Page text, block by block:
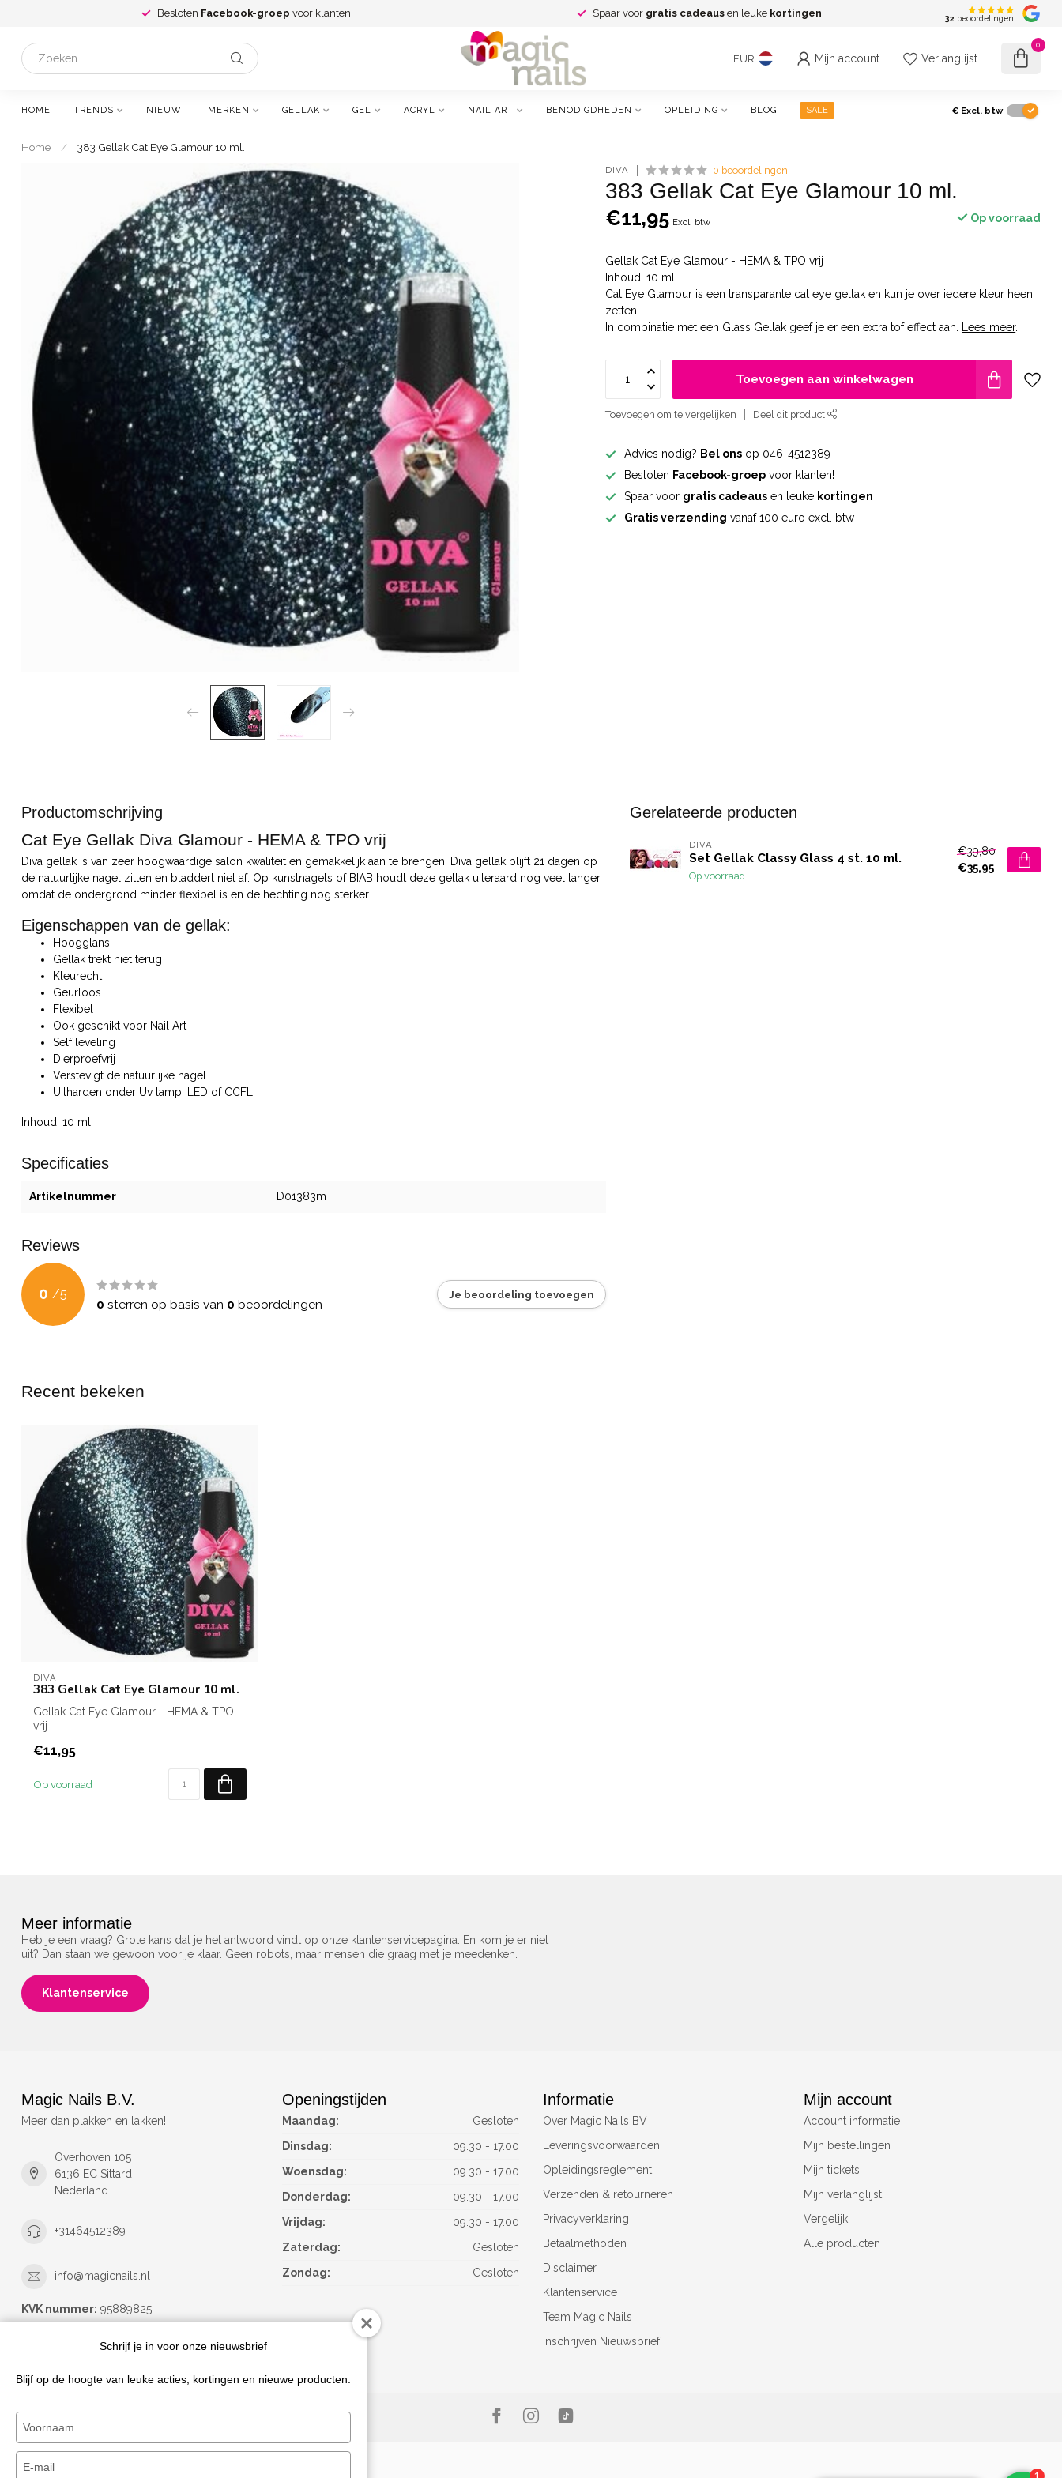
Besloten Facebook-groep voor klanten! Spaar voor gratis cadeaus en leuke kortingen 32 beoordelingen
EUR Mijn account Verlanglijst
0
HOME TRENDS NIEUW! MERKEN GELLAK GEL ACRYL NAIL ART BENODIGDHEDEN OPLEIDING BLOG SALE € Excl. btw
Home / 383 Gellak Cat Eye Glamour 10 ml.
DIVA 0 beoordelingen
383 Gellak Cat Eye Glamour 10 ml.
€11,95 Excl. btw Op voorraad
Gellak Cat Eye Glamour - HEMA & TPO vrij
Inhoud: 10 ml.
Cat Eye Glamour is een transparante cat eye gellak en kun je over iedere kleur heen
zetten.
In combinatie met een Glass Gellak geef je er een extra tof effect aan.
Lees meer.
Toevoegen aan winkelwagen
Toevoegen om te vergelijken Deel dit product
Advies nodig? Bel ons op 046-4512389
Besloten Facebook-groep voor klanten!
Spaar voor gratis cadeaus en leuke kortingen
Gratis verzending vanaf 100 euro excl. btw
Productomschrijving
Cat Eye Gellak Diva Glamour - HEMA & TPO vrij
Diva gellak is van zeer hoogwaardige salon kwaliteit en gemakkelijk aan te brengen. Diva gellak blijft 21 dagen op
de natuurlijke nagel zitten en bladdert niet af. Op kunstnagels of BIAB houdt deze gellak uiteraard nog veel langer
omdat de ondergrond minder flexibel is en de hechting nog sterker.
Eigenschappen van de gellak:
Hoogglans
Gellak trekt niet terug
Kleurecht
Geurloos
Flexibel
Ook geschikt voor Nail Art
Self leveling
Dierproefvrij
Verstevigt de natuurlijke nagel
Uitharden onder Uv lamp, LED of CCFL
Inhoud: 10 ml
Specificaties
Artikelnummer D01383m
Reviews
0 /5
0 sterren op basis van 0 beoordelingen
Je beoordeling toevoegen
Gerelateerde producten
DIVA
Set Gellak Classy Glass 4 st. 10 ml.
Op voorraad
€39,80
€35,95
Recent bekeken
DIVA
383 Gellak Cat Eye Glamour 10 ml.
Gellak Cat Eye Glamour - HEMA & TPO
vrij
Cat Eye Glamour is een...
€11,95
Op voorraad
Meer informatie
Heb je een vraag? Grote kans dat je het antwoord vindt op onze klantenservicepagina. En kom je er niet
uit? Dan staan we gewoon voor je klaar. Geen robots, maar mensen die graag met je meedenken.
Klantenservice
Magic Nails B.V.
Meer dan plakken en lakken!
Overhoven 105
6136 EC Sittard
Nederland
+31464512389
info@magicnails.nl
KVK nummer: 95889825
Openingstijden
Maandag:
Gesloten
Dinsdag:
09.30 - 17.00
Woensdag:
09.30 - 17.00
Donderdag:
09.30 - 17.00
Vrijdag:
09.30 - 17.00
Zaterdag:
Gesloten
Zondag:
Gesloten
Informatie
Over Magic Nails BV
Leveringsvoorwaarden
Opleidingsreglement
Verzenden & retourneren
Privacyverklaring
Betaalmethoden
Disclaimer
Klantenservice
Team Magic Nails
Inschrijven Nieuwsbrief
Mijn account
Account informatie
Mijn bestellingen
Mijn tickets
Mijn verlanglijst
Vergelijk
Alle producten
Schrijf je in voor onze nieuwsbrief
Blijf op de hoogte van leuke acties, kortingen en nieuwe producten.
naam